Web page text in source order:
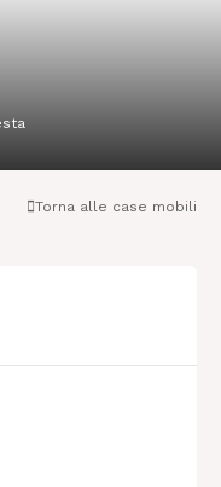
Torna alle case mobili